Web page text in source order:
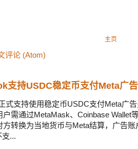
主页
评论 (Atom)
支持USDC稳定币支付Meta广
式支持使用稳定币USDC支付Meta广
户需通过MetaMask、Coinbase Wallet
方转换为当地货币与Meta结算，广告
...